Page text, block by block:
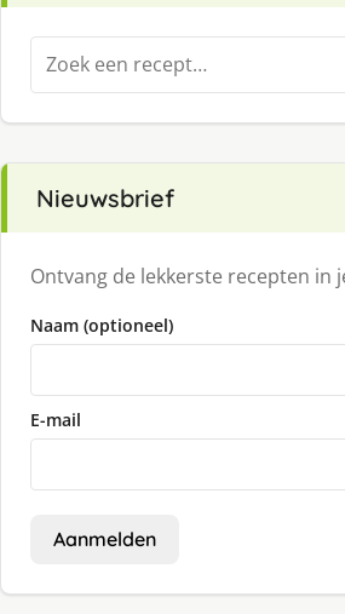
Zoeken
naar:
Nieuwsbrief
Ontvang de lekkerste recepten in
Naam (optioneel)
E-mail
Aanmelden